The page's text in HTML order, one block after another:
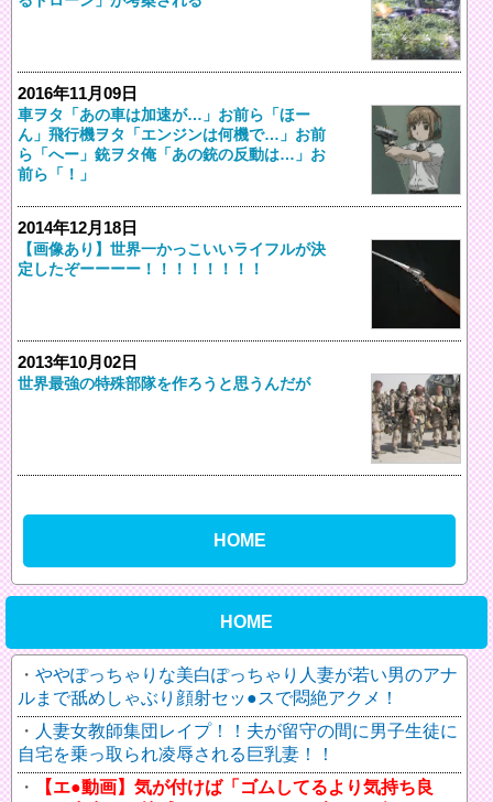
2016年11月09日
車ヲタ「あの車は加速が…」お前ら「ほー
ん」飛行機ヲタ「エンジンは何機で…」お前
ら「へー」銃ヲタ俺「あの銃の反動は…」お
前ら「！」
2014年12月18日
【画像あり】世界一かっこいいライフルが決
定したぞーーーー！！！！！！！！
2013年10月02日
世界最強の特殊部隊を作ろうと思うんだが
HOME
HOME
ややぽっちゃりな美白ぽっちゃり人妻が若い男のアナ
ルまで舐めしゃぶり顔射セッ●スで悶絶アクメ！
人妻女教師集団レイプ！！夫が留守の間に男子生徒に
自宅を乗っ取られ凌辱される巨乳妻！！
【エ●動画】気が付けば「ゴムしてるより気持ち良